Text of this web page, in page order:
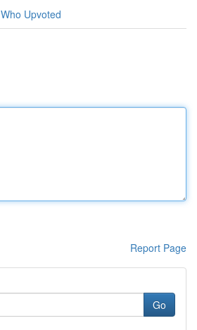
Who Upvoted
Report Page
Go